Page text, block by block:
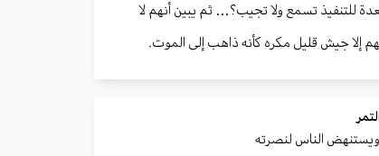
للتنفيذ تسمع ولا تجيب؟… ثم يبين أنهم لا
إلا جيش قليل مكره كأنه ذاهب إلى الموت.
الناس لنصرته